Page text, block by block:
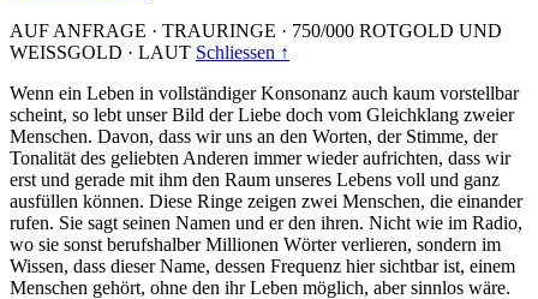
AUF ANFRAGE · TRAURINGE · 750/000 ROTGOLD UND
WEISSGOLD · LAUT Schliessen ↑
Wenn ein Leben in vollständiger Konsonanz auch kaum vorstellbar
scheint, so lebt unser Bild der Liebe doch vom Gleichklang zweier
Menschen. Davon, dass wir uns an den Worten, der Stimme, der
Tonalität des geliebten Anderen immer wieder aufrichten, dass wir
erst und gerade mit ihm den Raum unseres Lebens voll und ganz
ausfüllen können. Diese Ringe zeigen zwei Menschen, die einander
rufen. Sie sagt seinen Namen und er den ihren. Nicht wie im Radio,
wo sie sonst berufshalber Millionen Wörter verlieren, sondern im
Wissen, dass dieser Name, dessen Frequenz hier sichtbar ist, einem
Menschen gehört, ohne den ihr Leben möglich, aber sinnlos wäre.